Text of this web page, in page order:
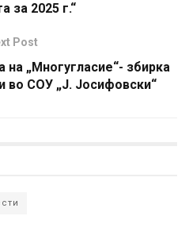
за 2025 г.“
Post
на „Многугласие“- збирка
во СОУ „Ј. Јосифовски“